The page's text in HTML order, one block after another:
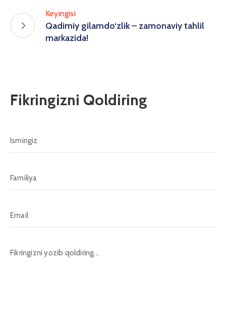
Keyingisi
Qadimiy gilamdo‘zlik – zamonaviy tahlil
markazida!
Fikringizni Qoldiring